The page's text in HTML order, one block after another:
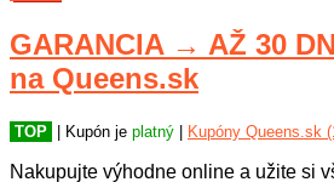
GARANCIA → AŽ 30
na Queens.sk
TOP | Kupón je platný | Kupóny Queens.sk
Nakupujte výhodne online a užite si